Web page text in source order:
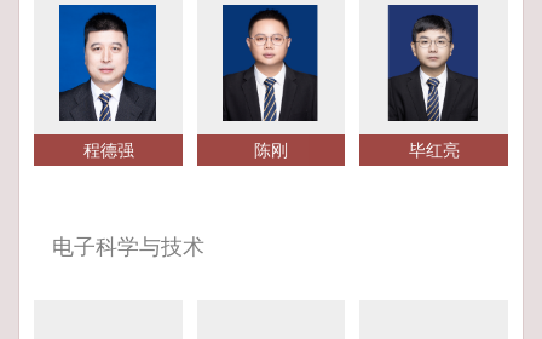
程德强 陈刚 毕红亮
电子科学与技术